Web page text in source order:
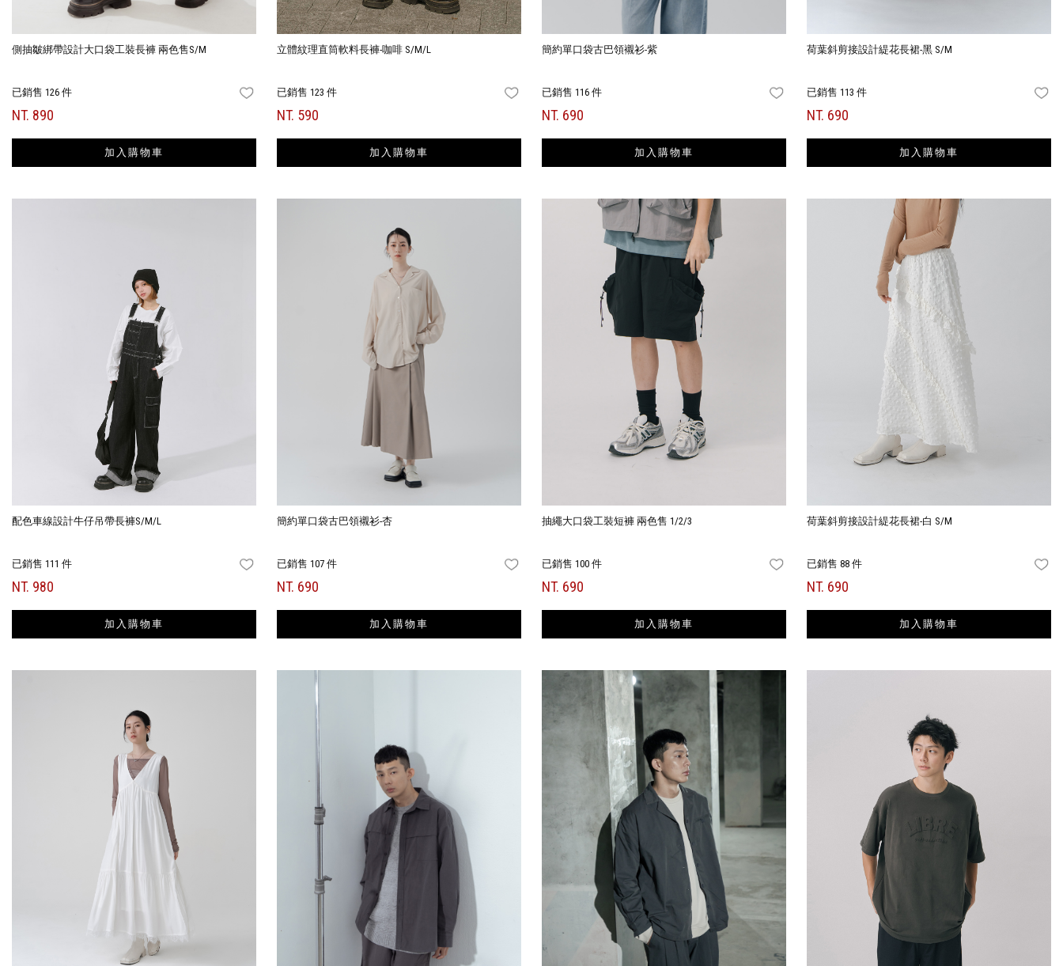
側抽皺綁帶設計大口袋工裝長褲 兩色售S/M
已銷售 126 件 FAVORITES
NT. 890
加入購物車
立體紋理直筒軟料長褲-咖啡 S/M/L
已銷售 123 件 FAVORITES
NT. 590
加入購物車
簡約單口袋古巴領襯衫-紫
已銷售 116 件 FAVORITES
NT. 690
加入購物車
荷葉斜剪接設計緹花長裙-黑 S/M
已銷售 113 件
NT. 690
加入購物車
配色車線設計牛仔吊帶長褲S/M/L
已銷售 111 件 FAVORITES
NT. 980
加入購物車
簡約單口袋古巴領襯衫-杏
已銷售 107 件 FAVORITES
NT. 690
加入購物車
抽繩大口袋工裝短褲 兩色售 1/2/3
已銷售 100 件 FAVORITES
NT. 690
加入購物車
荷葉斜剪接設計緹花長裙-白 S/M
已銷售 88 件
NT. 690
加入購物車